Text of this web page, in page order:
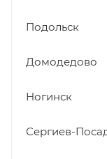
Подольск
Домодедово
Ногинск
Сергиев-